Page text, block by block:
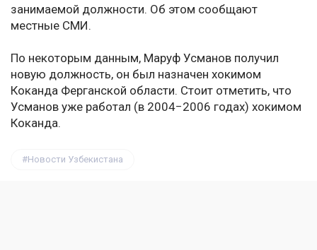
занимаемой должности. Об этом сообщают
местные СМИ.
По некоторым данным, Маруф Усманов получил
новую должность, он был назначен хокимом
Коканда Ферганской области. Стоит отметить, что
Усманов уже работал (в 2004−2006 годах) хокимом
Коканда.
Новости Узбекистана